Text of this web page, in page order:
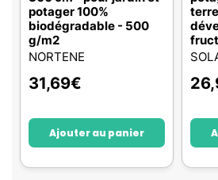
potager 100%
biodégradable - 500
g/m2
NORTENE
31,69€
Ajouter au panier